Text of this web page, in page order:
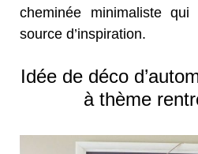
cheminée minimaliste
source d’inspiration.
Idée de déco
à thème